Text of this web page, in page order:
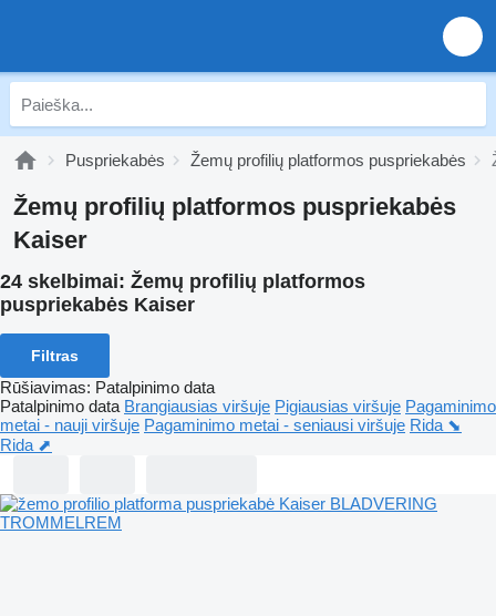
Puspriekabės Žemų profilių platformos puspriekabės
Žemų profilių platformos puspriekabės
Kaiser
24 skelbimai: Žemų profilių platformos
puspriekabės Kaiser
Filtras
Rūšiavimas: Patalpinimo data
Patalpinimo data Brangiausias viršuje Pigiausias viršuje Pagaminimo
metai - nauji viršuje Pagaminimo metai - seniausi viršuje Rida ⬊
Rida ⬈